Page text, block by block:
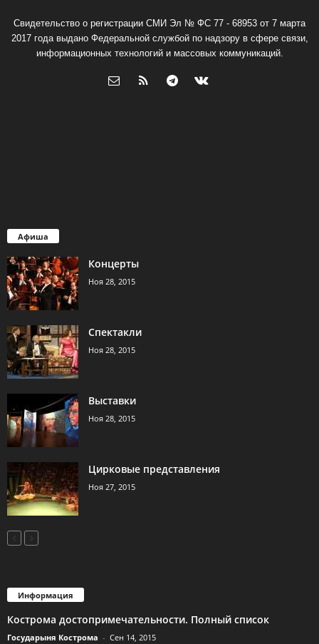
Свидетельство о регистрации СМИ Эл № ФС 77 - 68953 от 7 марта
2017 года выдано Федеральной службой по надзору в сфере связи,
информационных технологий и массовых коммуникаций.
Афиша
Концерты
Ноя 28, 2015
Спектакли
Ноя 28, 2015
Выставки
Ноя 28, 2015
Цирковые представления
Ноя 27, 2015
Информация
Кострома достопримечательности. Полный список
Государыня Кострома - Сен 14, 2015